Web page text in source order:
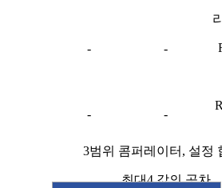
- -
-
-
3범위 콤퍼레이터, 설정
최대4 값의 공차